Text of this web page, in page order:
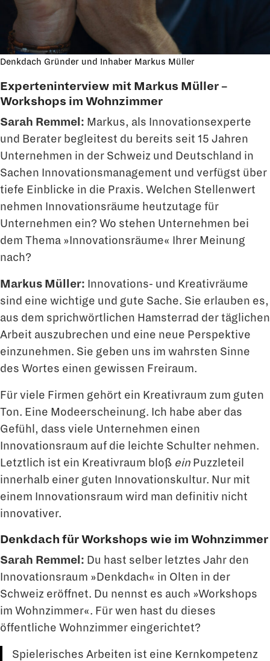
Denkdach Gründer und Inhaber Markus Müller
Experteninterview mit Markus Müller –
Workshops im Wohnzimmer
Sarah Remmel: Markus, als Innovationsexperte
und Berater begleitest du bereits seit 15 Jahren
Unternehmen in der Schweiz und Deutschland in
Sachen Innovationsma­nagement und verfügst über
tiefe Einblicke in die Praxis. Welchen Stellenwert
neh­men Innovationsräume heutzutage für
Unternehmen ein? Wo stehen Unternehmen bei
dem Thema »Innovationsräume« Ihrer Meinung
nach?
Markus Müller: Innovations- und Kreativräume
sind eine wichtige und gute Sache. Sie erlauben es,
aus dem sprichwörtlichen Hamsterrad der täglichen
Arbeit auszubre­chen und eine neue Perspektive
einzunehmen. Sie geben uns im wahrsten Sinne
des Wortes einen gewissen Freiraum.
Für viele Firmen gehört ein Kreativraum zum guten
Ton. Eine Modeerscheinung. Ich habe aber das
Gefühl, dass viele Unternehmen einen
Innovationsraum auf die leichte Schulter nehmen.
Letztlich ist ein Kreativraum bloß ein Puzzleteil
innerhalb einer guten Innovationskultur. Nur mit
einem Innovationsraum wird man definitiv nicht
innovativer.
Denkdach für Workshops wie im Wohnzimmer
Sarah Remmel: Du hast selber letztes Jahr den
Innovationsraum »Denkdach« in Olten in der
Schweiz eröffnet. Du nennst es auch »Workshops
im Wohnzimmer«. Für wen hast du dieses
öffentliche Wohnzimmer eingerichtet?
Spielerisches Arbeiten ist eine Kernkompetenz